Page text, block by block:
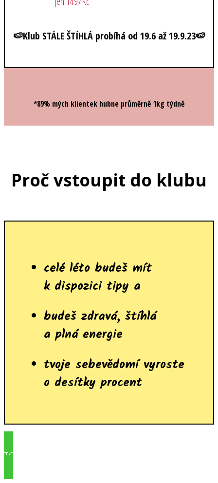
🍉Klub STÁLE ŠTÍHLÁ probíhá od 19.6 až 19.9.23🍉
*89% mých klientek hubne průměrně 1kg týdně
Proč vstoupit do klubu
celé léto budeš mít
k dispozici tipy a
budeš zdravá, štíhlá
a plná energie
tvoje sebevědomí vyroste
o desítky procent
TO CHCI ZA 499KČ MĚSÍČNĚ!